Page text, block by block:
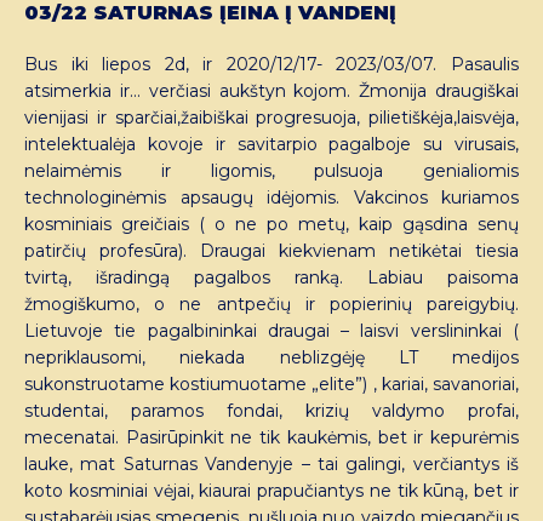
03/22 SATURNAS ĮEINA Į VANDENĮ
Bus iki liepos 2d, ir 2020/12/17- 2023/03/07. Pasaulis
atsimerkia ir… verčiasi aukštyn kojom. Žmonija draugiškai
vienijasi ir sparčiai,žaibiškai progresuoja, pilietiškėja,laisvėja,
intelektualėja kovoje ir savitarpio pagalboje su virusais,
nelaimėmis ir ligomis, pulsuoja genialiomis
technologinėmis apsaugų idėjomis. Vakcinos kuriamos
kosminiais greičiais ( o ne po metų, kaip gąsdina senų
patirčių profesūra). Draugai kiekvienam netikėtai tiesia
tvirtą, išradingą pagalbos ranką. Labiau paisoma
žmogiškumo, o ne antpečių ir popierinių pareigybių.
Lietuvoje tie pagalbininkai draugai – laisvi verslininkai (
nepriklausomi, niekada neblizgėję LT medijos
sukonstruotame kostiumuotame „elite”) , kariai, savanoriai,
studentai, paramos fondai, krizių valdymo profai,
mecenatai. Pasirūpinkit ne tik kaukėmis, bet ir kepurėmis
lauke, mat Saturnas Vandenyje – tai galingi, verčiantys iš
koto kosminiai vėjai, kiaurai prapučiantys ne tik kūną, bet ir